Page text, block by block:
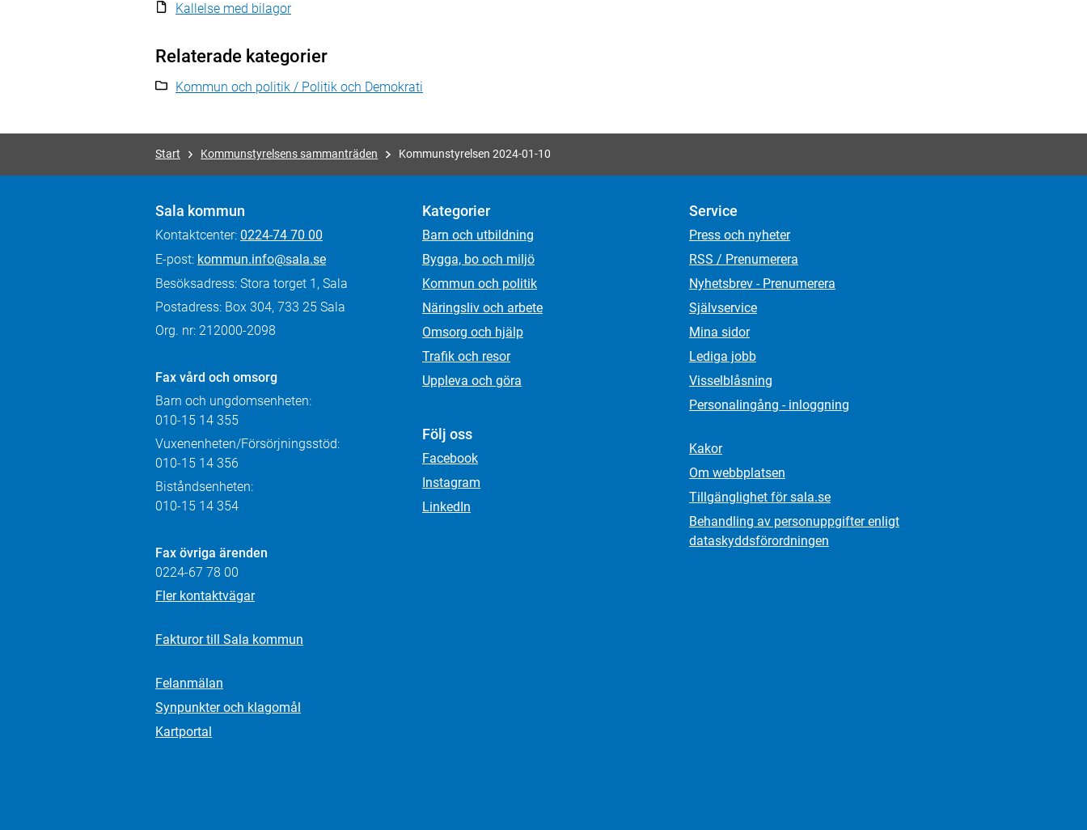
Kallelse med bilagor
Relaterade kategorier
Kommun och politik / Politik och Demokrati
Start Kommunstyrelsens sammanträden Kommunstyrelsen 2024-01-10
Sala kommun
Kontaktcenter: 0224-74 70 00
E-post: kommun.info@sala.se
Besöksadress: Stora torget 1, Sala
Postadress: Box 304, 733 25 Sala
Org. nr: 212000-2098
Fax vård och omsorg
Barn och ungdomsenheten:
010-15 14 355
Vuxenenheten/Försörjningsstöd:
010-15 14 356
Biståndsenheten:
010-15 14 354
Fax övriga ärenden
0224-67 78 00
Fler kontaktvägar
Fakturor till Sala kommun
Felanmälan
Synpunkter och klagomål
Kartportal
Kategorier
Barn och utbildning
Bygga, bo och miljö
Kommun och politik
Näringsliv och arbete
Omsorg och hjälp
Trafik och resor
Uppleva och göra
Följ oss
Facebook
Instagram
LinkedIn
Service
Press och nyheter
RSS / Prenumerera
Nyhetsbrev - Prenumerera
Självservice
Mina sidor
Lediga jobb
Visselblåsning
Personalingång - inloggning
Kakor
Om webbplatsen
Tillgänglighet för sala.se
Behandling av personuppgifter enligt
dataskydds­förordningen